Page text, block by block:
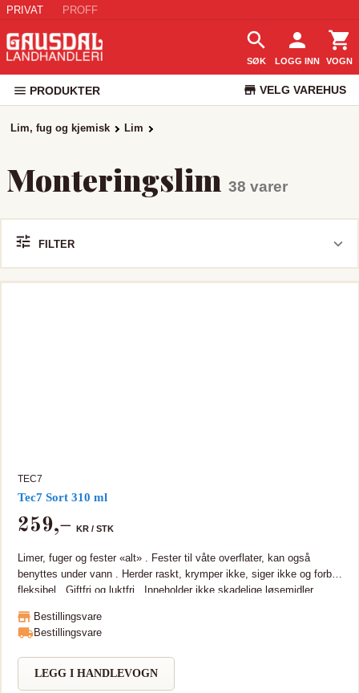
PRIVAT PROFF
SØK LOGG INN VOGN
PRODUKTER VELG VAREHUS
Lim, fug og kjemisk Lim
Monteringslim 38 varer
FILTER
TEC7
Tec7 Sort 310 ml
259,– KR / STK
Limer, fuger og fester «alt» . Fester til våte overflater, kan også
benyttes under vann . Herder raskt, krymper ikke, siger ikke og forblir
fleksibel . Giftfri og luktfri . Inneholder ikke skadelige løsemidler .
brukes som monteringslim, tettemasse eller fugemasse på de fleste
materialer. TEC7 er miljøvennlig og næringsmiddelgodkjent,
ftalater, isocyanater eller skadelige løsemidler. TEC7 tåler å fryse og
tine gjentatte ganger i sin forpakning uten å miste sine egenskaper.
Bestillingsvare
Bestillingsvare
LEGG I HANDLEVOGN